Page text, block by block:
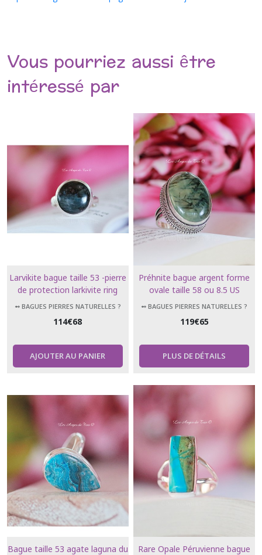
Vous pourriez aussi être
intéressé par
Larvikite bague taille 53 -pierre
de protection larkivite ring
➻ BAGUES PIERRES NATURELLES ?
114€68
AJOUTER AU PANIER
Préhnite bague argent forme
ovale taille 58 ou 8.5 US
➻ BAGUES PIERRES NATURELLES ?
119€65
PLUS DE DÉTAILS
Bague taille 53 agate laguna du
Rare Opale Péruvienne bague